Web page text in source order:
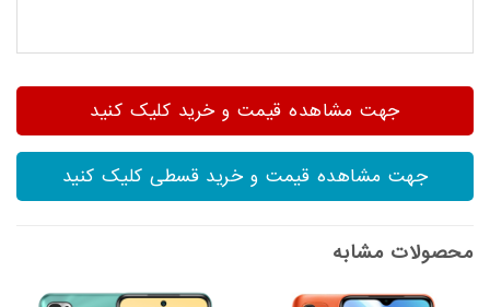
جهت مشاهده قیمت و خرید کلیک کنید
جهت مشاهده قیمت و خرید قسطی کلیک کنید
محصولات مشابه